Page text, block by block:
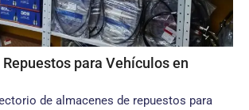
para Vehículos en
de almacenes de repuestos para